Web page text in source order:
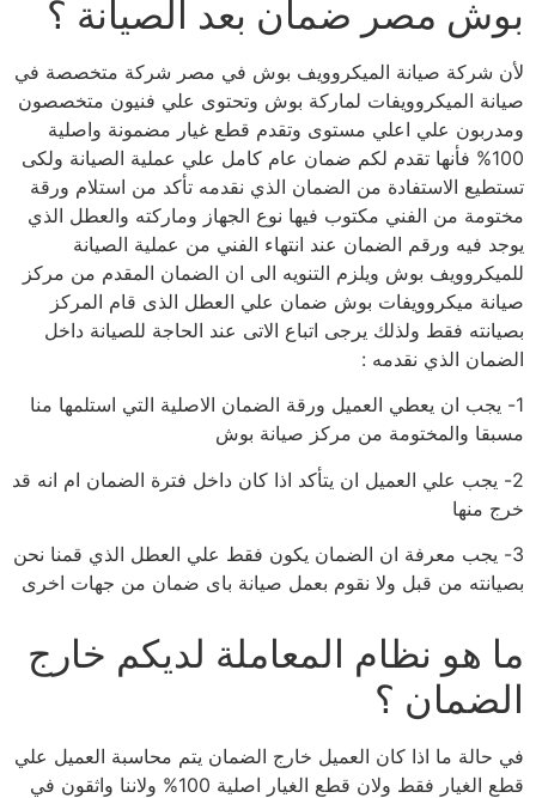
بوش مصر ضمان بعد الصيانة ؟
لأن شركة صيانة الميكروويف بوش في مصر شركة متخصصة في
صيانة الميكروويفات لماركة بوش وتحتوى علي فنيون متخصصون
ومدربون علي اعلي مستوى وتقدم قطع غيار مضمونة واصلية
100% فأنها تقدم لكم ضمان عام كامل علي عملية الصيانة ولكى
تستطيع الاستفادة من الضمان الذي نقدمه تأكد من استلام ورقة
مختومة من الفني مكتوب فيها نوع الجهاز وماركته والعطل الذي
يوجد فيه ورقم الضمان عند انتهاء الفني من عملية الصيانة
للميكروويف بوش ويلزم التنويه الى ان الضمان المقدم من مركز
صيانة ميكروويفات بوش ضمان علي العطل الذى قام المركز
بصيانته فقط ولذلك يرجى اتباع الاتى عند الحاجة للصيانة داخل
الضمان الذي نقدمه :
1- يجب ان يعطي العميل ورقة الضمان الاصلية التي استلمها منا
مسبقا والمختومة من مركز صيانة بوش
2- يجب علي العميل ان يتأكد اذا كان داخل فترة الضمان ام انه قد
خرج منها
3- يجب معرفة ان الضمان يكون فقط علي العطل الذي قمنا نحن
بصيانته من قبل ولا نقوم بعمل صيانة باى ضمان من جهات اخرى
ما هو نظام المعاملة لديكم خارج
الضمان ؟
في حالة ما اذا كان العميل خارج الضمان يتم محاسبة العميل علي
قطع الغيار فقط ولان قطع الغيار اصلية 100% ولاننا واثقون في